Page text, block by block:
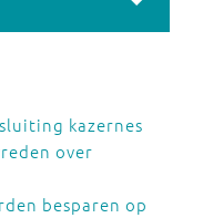
kazernes
over
besparen op